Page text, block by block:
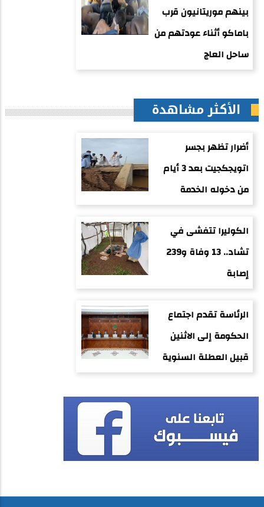
بينهم موريتانيون قرب
باماكو أثناء عودتهم من
ساحل العاج
الأكثر مشاهدة
أضرار تظهر بجسر
اتويجكجيت بعد 3 أيام
من دخوله الخدمة
الكوليرا تتفشى في
تشاد.. 13 وفاة و239
إصابة
الرئاسة تقدم اجتماع
الحكومة إلى الاثنين
قبيل العطلة السنوية